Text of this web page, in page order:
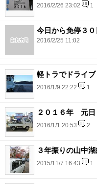
2016/2/26 23:02 1
今日から免停３０
2016/2/25 11:02
軽トラでドライ
2016/1/9 22:22 1
２０１６年 元日
2016/1/1 20:53 2
３年振りの山中
2015/11/7 16:43 1